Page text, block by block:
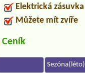
Elektrická zásuvka
Můžete mít zvíře
Ceník
Sezóna(léto)